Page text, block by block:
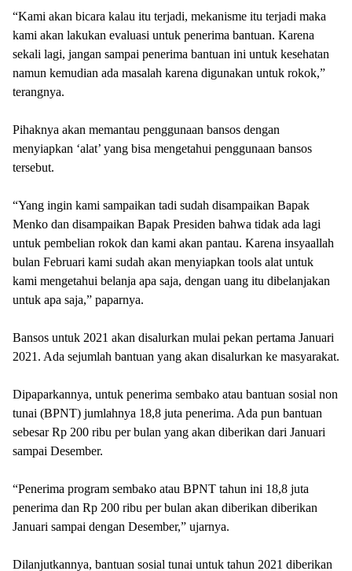
“Kami akan bicara kalau itu terjadi, mekanisme itu terjadi maka
kami akan lakukan evaluasi untuk penerima bantuan. Karena
sekali lagi, jangan sampai penerima bantuan ini untuk kesehatan
namun kemudian ada masalah karena digunakan untuk rokok,”
terangnya.
Pihaknya akan memantau penggunaan bansos dengan
menyiapkan ‘alat’ yang bisa mengetahui penggunaan bansos
tersebut.
“Yang ingin kami sampaikan tadi sudah disampaikan Bapak
Menko dan disampaikan Bapak Presiden bahwa tidak ada lagi
untuk pembelian rokok dan kami akan pantau. Karena insyaallah
bulan Februari kami sudah akan menyiapkan tools alat untuk
kami mengetahui belanja apa saja, dengan uang itu dibelanjakan
untuk apa saja,” paparnya.
Bansos untuk 2021 akan disalurkan mulai pekan pertama Januari
2021. Ada sejumlah bantuan yang akan disalurkan ke masyarakat.
Dipaparkannya, untuk penerima sembako atau bantuan sosial non
tunai (BPNT) jumlahnya 18,8 juta penerima. Ada pun bantuan
sebesar Rp 200 ribu per bulan yang akan diberikan dari Januari
sampai Desember.
“Penerima program sembako atau BPNT tahun ini 18,8 juta
penerima dan Rp 200 ribu per bulan akan diberikan diberikan
Januari sampai dengan Desember,” ujarnya.
Dilanjutkannya, bantuan sosial tunai untuk tahun 2021 diberikan